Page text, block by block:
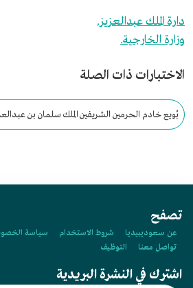
دارة الملك عبدالعزيز.
وزارة الخارجية.
الاختبارات ذات الصلة
بُويع خادم الحرمين الشريفين الملك سلمان بن
تصفح
عن سعوديبيديا شروط الاستخدام سياسة
تواصل معنا
التوظيف
اشترك في النشرة البريدية